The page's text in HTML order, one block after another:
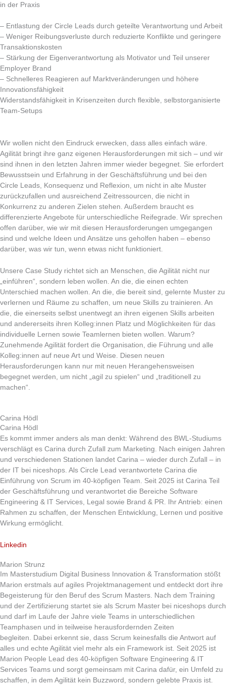
in der Praxis
– Entlastung der Circle Leads durch geteilte Verantwortung und Arbeit
– Weniger Reibungsverluste durch reduzierte Konflikte und geringere
Transaktionskosten
– Stärkung der Eigenverantwortung als Motivator und Teil unserer
Employer Brand
– Schnelleres Reagieren auf Marktveränderungen und höhere
Innovationsfähigkeit
Widerstandsfähigkeit in Krisenzeiten durch flexible, selbstorganisierte
Team-Setups
Wir wollen nicht den Eindruck erwecken, dass alles einfach wäre.
Agilität bringt ihre ganz eigenen Herausforderungen mit sich – und wir
sind ihnen in den letzten Jahren immer wieder begegnet. Sie erfordert
Bewusstsein und Erfahrung in der Geschäftsführung und bei den
Circle Leads, Konsequenz und Reflexion, um nicht in alte Muster
zurückzufallen und ausreichend Zeitressourcen, die nicht in
Konkurrenz zu anderen Zielen stehen. Außerdem braucht es
differenzierte Angebote für unterschiedliche Reifegrade. Wir sprechen
offen darüber, wie wir mit diesen Herausforderungen umgegangen
sind und welche Ideen und Ansätze uns geholfen haben – ebenso
darüber, was wir tun, wenn etwas nicht funktioniert.
Unsere Case Study richtet sich an Menschen, die Agilität nicht nur
„einführen“, sondern leben wollen. An die, die einen echten
Unterschied machen wollen. An die, die bereit sind, gelernte Muster zu
verlernen und Räume zu schaffen, um neue Skills zu trainieren. An
die, die einerseits selbst unentwegt an ihren eigenen Skills arbeiten
und andererseits ihren Kolleg:innen Platz und Möglichkeiten für das
individuelle Lernen sowie Teamlernen bieten wollen. Warum?
Zunehmende Agilität fordert die Organisation, die Führung und alle
Kolleg:innen auf neue Art und Weise. Diesen neuen
Herausforderungen kann nur mit neuen Herangehensweisen
begegnet werden, um nicht „agil zu spielen“ und „traditionell zu
machen“.
Carina Hödl
Carina Hödl
Es kommt immer anders als man denkt: Während des BWL-Studiums
verschlägt es Carina durch Zufall zum Marketing. Nach einigen Jahren
und verschiedenen Stationen landet Carina – wieder durch Zufall – in
der IT bei niceshops. Als Circle Lead verantwortete Carina die
Einführung von Scrum im 40-köpfigen Team. Seit 2025 ist Carina Teil
der Geschäftsführung und verantwortet die Bereiche Software
Engineering & IT Services, Legal sowie Brand & PR. Ihr Antrieb: einen
Rahmen zu schaffen, der Menschen Entwicklung, Lernen und positive
Wirkung ermöglicht.
Linkedin
Marion Strunz
Im Masterstudium Digital Business Innovation & Transformation stößt
Marion erstmals auf agiles Projektmanagement und entdeckt dort ihre
Begeisterung für den Beruf des Scrum Masters. Nach dem Training
und der Zertifizierung startet sie als Scrum Master bei niceshops durch
und darf im Laufe der Jahre viele Teams in unterschiedlichen
Teamphasen und in teilweise herausfordernden Zeiten
begleiten. Dabei erkennt sie, dass Scrum keinesfalls die Antwort auf
alles und echte Agilität viel mehr als ein Framework ist. Seit 2025 ist
Marion People Lead des 40-köpfigen Software Engineering & IT
Services Teams und sorgt gemeinsam mit Carina dafür, ein Umfeld zu
schaffen, in dem Agilität kein Buzzword, sondern gelebte Praxis ist.